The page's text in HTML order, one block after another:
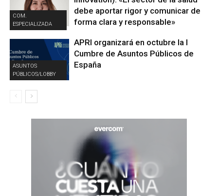
COM.
ESPECIALIZADA
debe aportar rigor y comunicar de
forma clara y responsable»
ASUNTOS
PÚBLICOS/LOBBY
APRI organizará en octubre la I
Cumbre de Asuntos Públicos de
España